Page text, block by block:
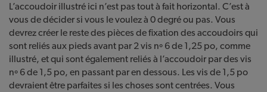
L’accoudoir illustré ici n’est pas tout à fait horizontal. C’est à
vous de décider si vous le voulez à 0 degré ou pas. Vous
devrez créer le reste des pièces de fixation des accoudoirs qui
sont reliés aux pieds avant par 2 vis nº 6 de 1,25 po, comme
illustré, et qui sont également reliés à l’accoudoir par des vis
nº 6 de 1,5 po, en passant par en dessous. Les vis de 1,5 po
devraient être parfaites si les choses sont centrées. Vous